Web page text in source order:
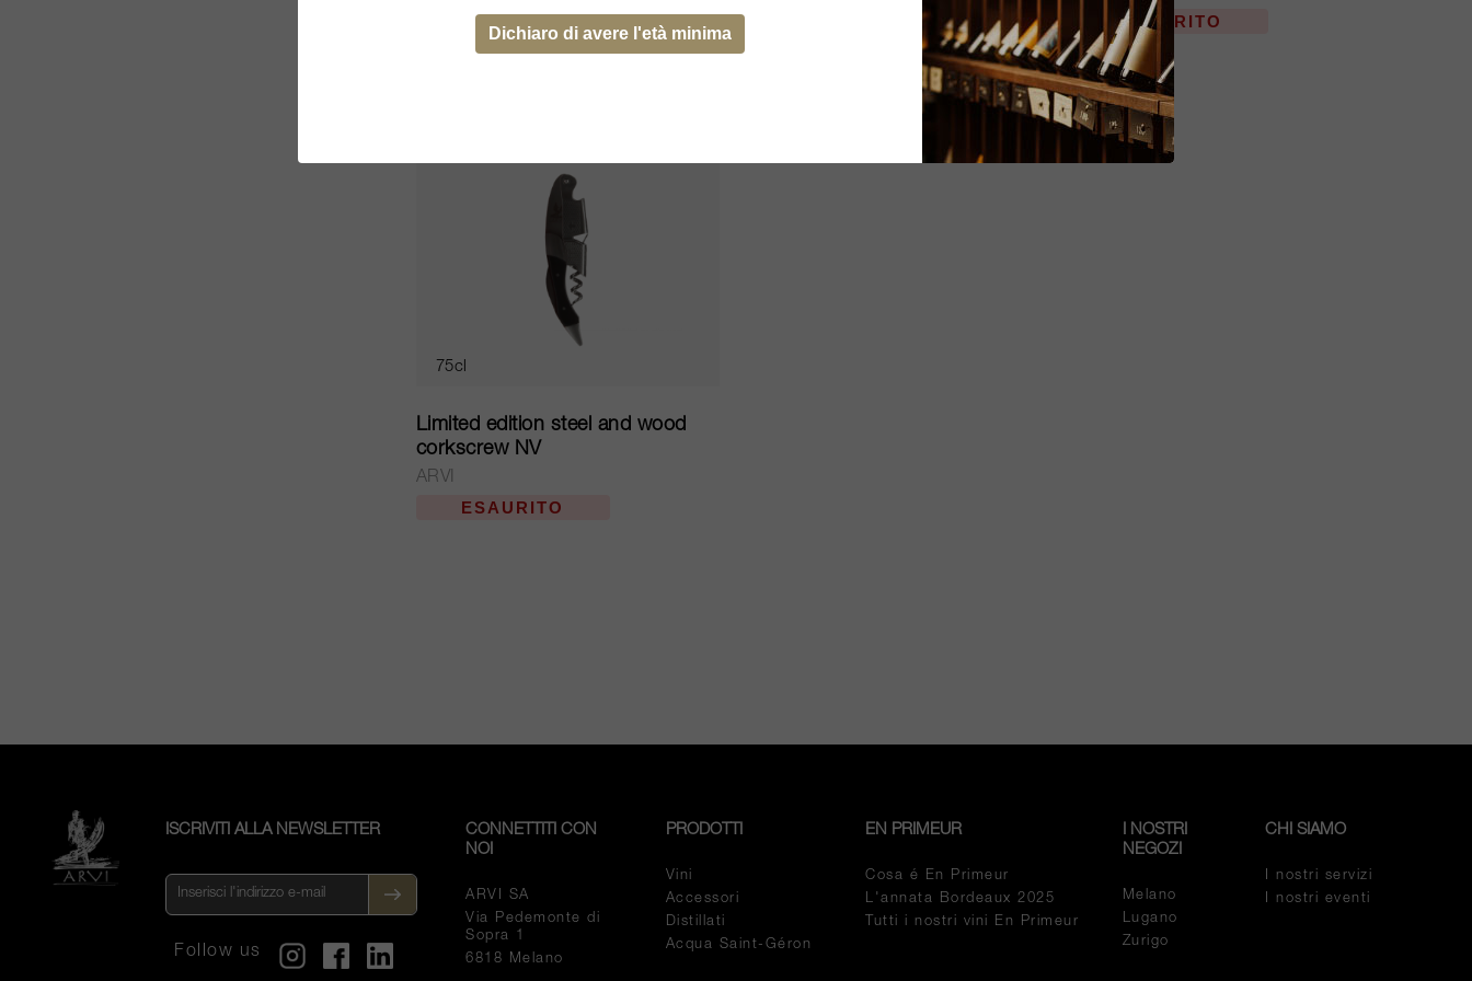
CHF 30.05 ESAURITO
75cl
Limited edition steel and wood
corkscrew NV
ARVI
ESAURITO
ISCRIVITI ALLA NEWSLETTER
Follow us
CONNETTITI CON
NOI
ARVI SA
Via Pedemonte di
Sopra 1
6818 Melano
PRODOTTI
Vini
Accessori
Distillati
Acqua Saint-Géron
EN PRIMEUR
Cosa é En Primeur
L'annata Bordeaux 2025
Tutti i nostri vini En Primeur
I NOSTRI
NEGOZI
Melano
Lugano
Zurigo
CHI SIAMO
I nostri servizi
I nostri eventi
Dichiaro di avere l'età minima